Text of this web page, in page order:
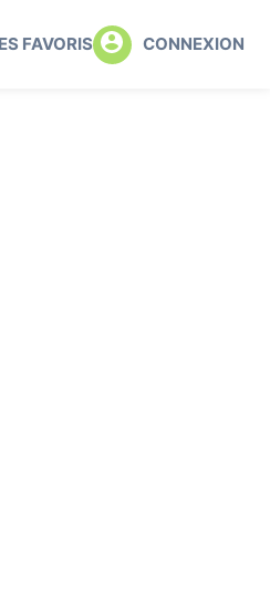
FAVORIS CONNEXION